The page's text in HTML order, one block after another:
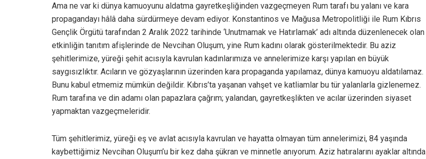
Ama ne var ki dünya kamuoyunu aldatma gayretkeşliğinden vazgeçmeyen Rum tarafı bu yalanı ve kara
propagandayı hâlâ daha sürdürmeye devam ediyor. Konstantinos ve Mağusa Metropolitliği ile Rum Kıbrıs
Gençlik Örgütü tarafından 2 Aralık 2022 tarihinde ‘Unutmamak ve Hatırlamak’ adı altında düzenlenecek olan
etkinliğin tanıtım afişlerinde de Nevcihan Oluşum, yine Rum kadını olarak gösterilmektedir. Bu aziz
şehitlerimize, yüreği şehit acısıyla kavrulan kadınlarımıza ve annelerimize karşı yapılan en büyük
saygısızlıktır. Acıların ve gözyaşlarının üzerinden kara propaganda yapılamaz, dünya kamuoyu aldatılamaz.
Bunu kabul etmemiz mümkün değildir. Kıbrıs’ta yaşanan vahşet ve katliamlar bu tür yalanlarla gizlenemez.
Rum tarafına ve din adamı olan papazlara çağrım; yalandan, gayretkeşlikten ve acılar üzerinden siyaset
yapmaktan vazgeçmeleridir.
Tüm şehitlerimiz, yüreği eş ve avlat acısıyla kavrulan ve hayatta olmayan tüm annelerimizi, 84 yaşında
kaybettiğimiz Nevcihan Oluşum’u bir kez daha şükran ve minnetle anıyorum. Aziz hatıralarını ayaklar altında